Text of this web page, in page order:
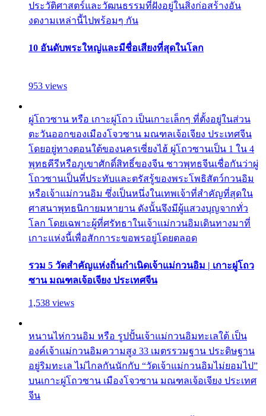
ประวัติศาสตร์และวัฒนธรรมที่ฝังอยู่ในสิ่งก่อสร้างอัน
งดงามเหล่านี้ไปพร้อมๆ กัน
10 อันดับพระใหญ่และมีชื่อเสียงที่สุดในโลก
953 views
ผู่โถวซาน หรือ เกาะผู่โถว เป็นเกาะเล็กๆ ที่ตั้งอยู่ในส่วน
ตะวันออกของเมืองโจวซาน มณฑลเจ้อเจียง ประเทศจีน
โดยอยู่ทางตอนใต้ของนครเซี่ยงไฮ้ ผู่โถวซานเป็น 1 ใน 4
พุทธคีรีหรือภูเขาศักดิ์สิทธิ์ของจีน ชาวพุทธจีนเชื่อกันว่าผู่
โถวซานเป็นที่ประทับและตรัสรู้ของพระโพธิสัตว์กวนอิม
หรือเจ้าแม่กวนอิม ซึ่งเป็นหนึ่งในเทพเจ้าที่สำคัญที่สุดใน
ศาสนาพุทธนิกายมหายาน ดังนั้นจึงมีผู้แสวงบุญจากทั่ว
โลก โดยเฉพาะผู้ที่ศรัทธาในเจ้าแม่กวนอิมเดินทางมาที่
เกาะแห่งนี้เพื่อสักการะขอพรอยู่โดยตลอด
รวม 5 วัดสำคัญแห่งถิ่นกำเนิดเจ้าแม่กวนอิม | เกาะผู่โถว
ซาน มณฑลเจ้อเจียง ประเทศจีน
1,538 views
หนานไห่กวนอิม หรือ รูปปั้นเจ้าแม่กวนอิมทะเลใต้ เป็น
องค์เจ้าแม่กวนอิมความสูง 33 เมตรรวมฐาน ประดิษฐาน
อยู่ริมทะเล ไม่ไกลกันนักกับ “วัดเจ้าแม่กวนอิมไม่ยอมไป”
บนเกาะผู่โถวซาน เมืองโจวซาน มณฑลเจ้อเจียง ประเทศ
จีน